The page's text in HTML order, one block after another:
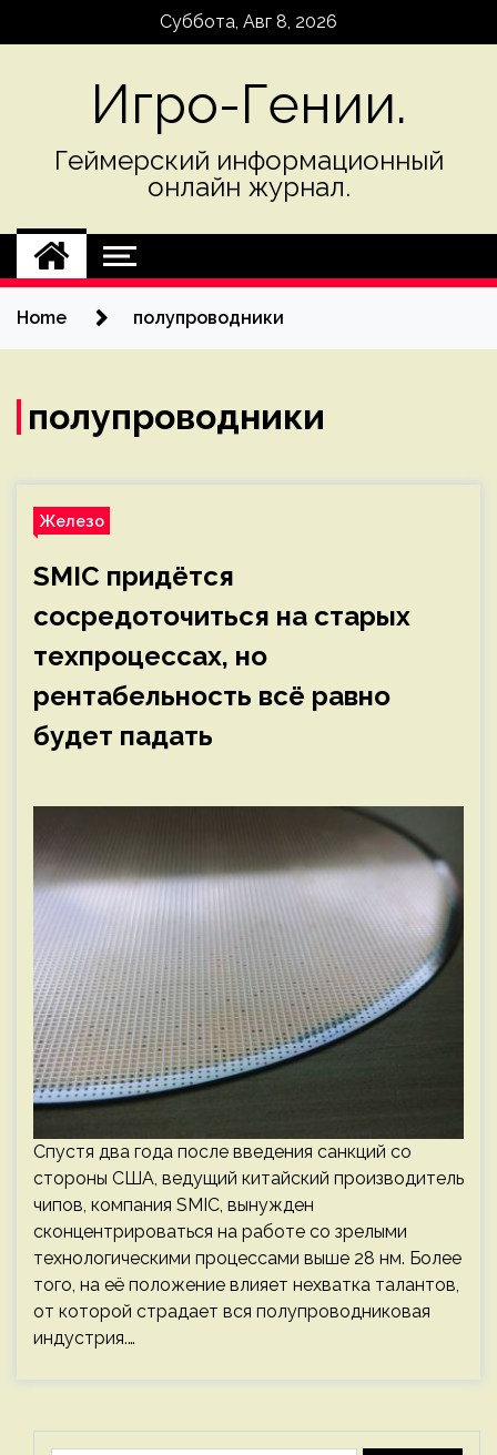
Суббота, Авг 8, 2026
Игро-Гении.
Геймерский информационный
онлайн журнал.
Home полупроводники
полупроводники
Железо
SMIC придётся
сосредоточиться на старых
техпроцессах, но
рентабельность всё равно
будет падать
Спустя два года после введения санкций со
стороны США, ведущий китайский производитель
чипов, компания SMIC, вынужден
сконцентрироваться на работе со зрелыми
технологическими процессами выше 28 нм. Более
того, на её положение влияет нехватка талантов,
от которой страдает вся полупроводниковая
индустрия.…